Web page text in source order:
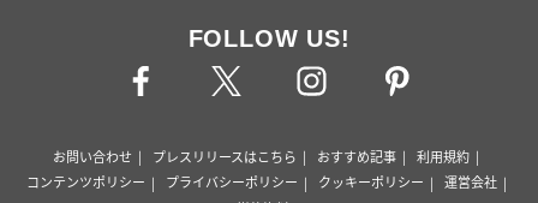
FOLLOW US!
お問い合わせ プレスリリースはこちら おすすめ記事
利用規約
コンテンツポリシー
プライバシーポリシー クッキーポリシー
運営会社